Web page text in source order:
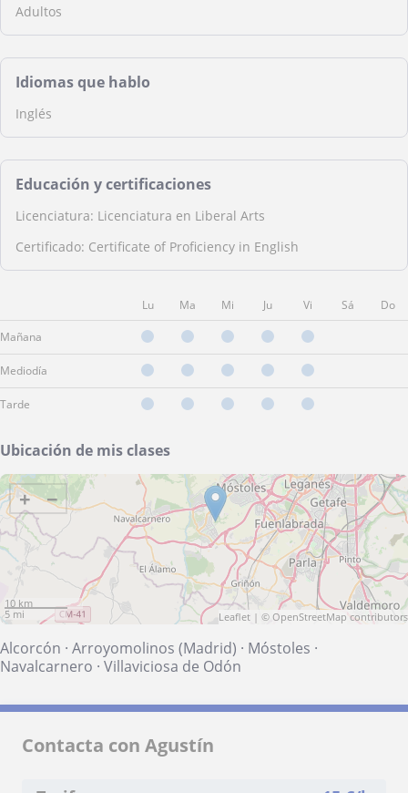
Adultos
Idiomas que hablo
Inglés
Educación y certificaciones
Licenciatura: Licenciatura en Liberal Arts
Certificado: Certificate of Proficiency in English
Lu Ma Mi Ju Vi Sá Do
Mañana
Mediodía
Tarde
Ubicación de mis clases
+ −
10 km
5 mi
Leaflet | © OpenStreetMap contributors
Alcorcón · Arroyomolinos (Madrid) · Móstoles ·
Navalcarnero · Villaviciosa de Odón
Contacta con Agustín